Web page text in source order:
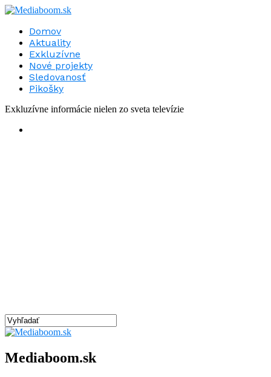
Domov
Aktuality
Exkluzívne
Nové projekty
Sledovanosť
Pikošky
Exkluzívne informácie nielen zo sveta televízie
Mediaboom.sk